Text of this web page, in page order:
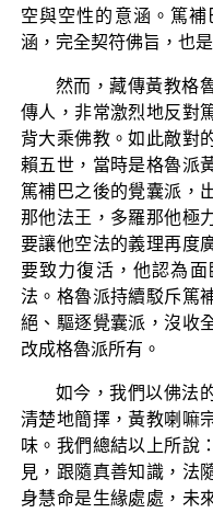
空與空性的意涵。篤
涵，完全契符佛旨，也
然而，藏傳黃教格
傳人，非常激烈地反對
背大乘佛教。如此敵對
賴五世，當時是格魯派
篤補巴之後的覺囊派，
那他法王，多羅那他極
要讓他空法的義理再度
要致力復活，他認為
法。格魯派持續駁斥篤
絕、驅逐覺囊派，沒收
改成格魯派所有。
如今，我們以佛法
清楚地簡擇，黃教喇嘛
味。我們總結以上所說
見，跟隨真善知識，法
身慧命是生緣處處，未